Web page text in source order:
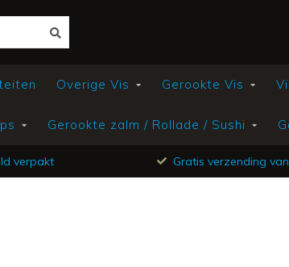
Overige Vis Gerookte Vis
Gerookte zalm / Rollade / Sushi
verpakt Gratis verzending